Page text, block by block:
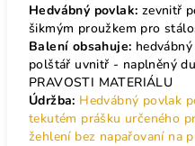
Hedvábný povlak: zevnitř
šikmým proužkem pro
Balení obsahuje:
polštář uvnitř - naplněný
PRAVOSTI MATERIÁLU
Údržba: Hedvábný povlak
tekutém prášku určeného
žehlení bez napařovaní na